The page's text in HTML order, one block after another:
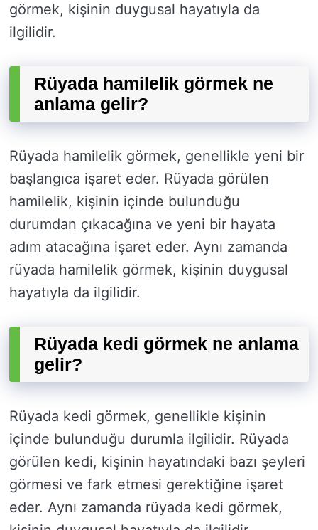
görmek, kişinin duygusal hayatıyla da
ilgilidir.
Rüyada hamilelik görmek ne
anlama gelir?
Rüyada hamilelik görmek, genellikle yeni bir
başlangıca işaret eder. Rüyada görülen
hamilelik, kişinin içinde bulunduğu
durumdan çıkacağına ve yeni bir hayata
adım atacağına işaret eder. Aynı zamanda
rüyada hamilelik görmek, kişinin duygusal
hayatıyla da ilgilidir.
Rüyada kedi görmek ne anlama
gelir?
Rüyada kedi görmek, genellikle kişinin
içinde bulunduğu durumla ilgilidir. Rüyada
görülen kedi, kişinin hayatındaki bazı şeyleri
görmesi ve fark etmesi gerektiğine işaret
eder. Aynı zamanda rüyada kedi görmek,